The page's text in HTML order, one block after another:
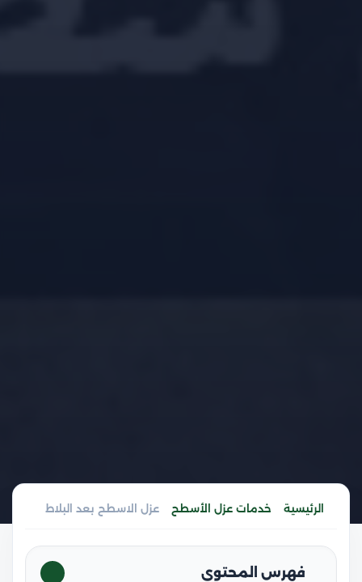
الرئيسية خدمات عزل الأسطح عزل الاسطح بعد البلاط
فهرس المحتوى